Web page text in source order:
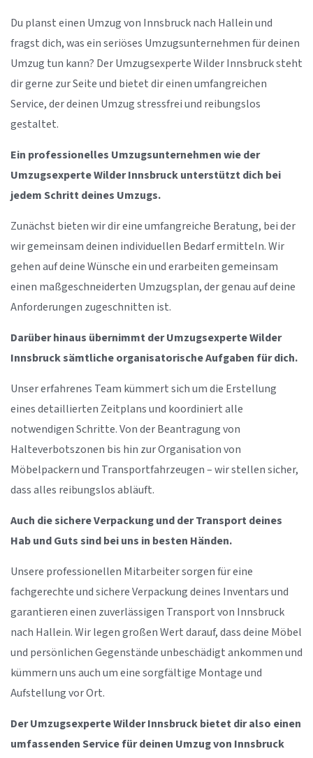
Du planst einen Umzug von Innsbruck nach Hallein und
fragst dich, was ein seriöses Umzugsunternehmen für deinen
Umzug tun kann? Der Umzugsexperte Wilder Innsbruck steht
dir gerne zur Seite und bietet dir einen umfangreichen
Service, der deinen Umzug stressfrei und reibungslos
gestaltet.
Ein professionelles Umzugsunternehmen wie der
Umzugsexperte Wilder Innsbruck unterstützt dich bei
jedem Schritt deines Umzugs.
Zunächst bieten wir dir eine umfangreiche Beratung, bei der
wir gemeinsam deinen individuellen Bedarf ermitteln. Wir
gehen auf deine Wünsche ein und erarbeiten gemeinsam
einen maßgeschneiderten Umzugsplan, der genau auf deine
Anforderungen zugeschnitten ist.
Darüber hinaus übernimmt der Umzugsexperte Wilder
Innsbruck sämtliche organisatorische Aufgaben für dich.
Unser erfahrenes Team kümmert sich um die Erstellung
eines detaillierten Zeitplans und koordiniert alle
notwendigen Schritte. Von der Beantragung von
Halteverbotszonen bis hin zur Organisation von
Möbelpackern und Transportfahrzeugen – wir stellen sicher,
dass alles reibungslos abläuft.
Auch die sichere Verpackung und der Transport deines
Hab und Guts sind bei uns in besten Händen.
Unsere professionellen Mitarbeiter sorgen für eine
fachgerechte und sichere Verpackung deines Inventars und
garantieren einen zuverlässigen Transport von Innsbruck
nach Hallein. Wir legen großen Wert darauf, dass deine Möbel
und persönlichen Gegenstände unbeschädigt ankommen und
kümmern uns auch um eine sorgfältige Montage und
Aufstellung vor Ort.
Der Umzugsexperte Wilder Innsbruck bietet dir also einen
umfassenden Service für deinen Umzug von Innsbruck